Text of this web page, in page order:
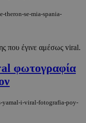
theron-se-mia-spania-
που έγινε αμέσως viral.
φωτογραφία
yamal-i-viral-fotografia-poy-
.twitter.com